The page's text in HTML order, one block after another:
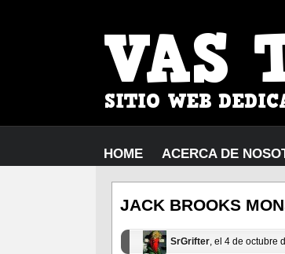
HOME ACERCA DE
JACK BROOKS
SrGrifter, el 4 de octubre